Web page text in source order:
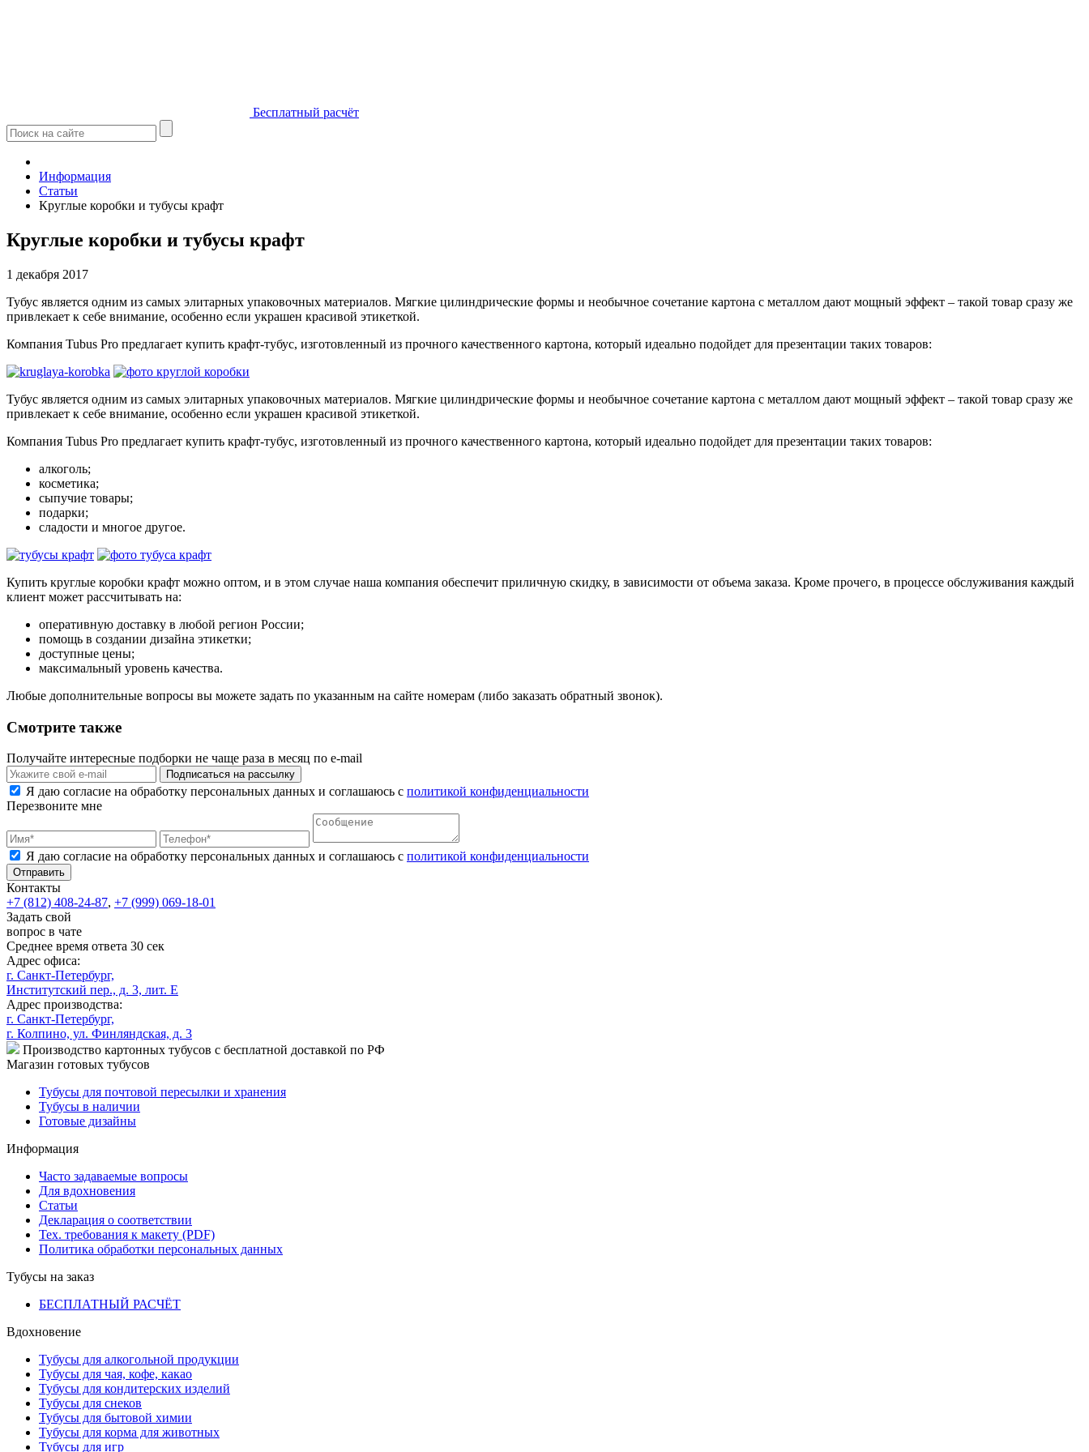
Бесплатный расчёт
Информация
Статьи
Круглые коробки и тубусы крафт
Круглые коробки и тубусы крафт
1 декабря 2017
Тубус является одним из самых элитарных упаковочных материалов. Мягкие цилиндрические формы и необычное сочетание картона с металлом дают мощный эффект – такой товар сразу же
привлекает к себе внимание, особенно если украшен красивой этикеткой.
Компания Tubus Pro предлагает купить крафт-тубус, изготовленный из прочного качественного картона, который идеально подойдет для презентации таких товаров:
Тубус является одним из самых элитарных упаковочных материалов. Мягкие цилиндрические формы и необычное сочетание картона с металлом дают мощный эффект – такой товар сразу же
привлекает к себе внимание, особенно если украшен красивой этикеткой.
Компания Tubus Pro предлагает купить крафт-тубус, изготовленный из прочного качественного картона, который идеально подойдет для презентации таких товаров:
алкоголь;
косметика;
сыпучие товары;
подарки;
сладости и многое другое.
Купить круглые коробки крафт можно оптом, и в этом случае наша компания обеспечит приличную скидку, в зависимости от объема заказа. Кроме прочего, в процессе обслуживания каждый
клиент может рассчитывать на:
оперативную доставку в любой регион России;
помощь в создании дизайна этикетки;
доступные цены;
максимальный уровень качества.
Любые дополнительные вопросы вы можете задать по указанным на сайте номерам (либо заказать обратный звонок).
Смотрите также
Получайте интересные подборки не чаще раза в месяц по e-mail
Я даю согласие на обработку персональных данных и соглашаюсь c политикой конфиденциальности
Перезвоните мне
Я даю согласие на обработку персональных данных и соглашаюсь c политикой конфиденциальности
Контакты
+7 (812) 408-24-87, +7 (999) 069-18-01
Задать свой
вопрос в чате
Среднее время ответа 30 сек
Адрес офиса:
г. Санкт-Петербург,
Институтский пер., д. 3, лит. Е
Адрес производства:
г. Санкт-Петербург,
г. Колпино, ул. Финляндская, д. 3
Производство картонных тубусов с бесплатной доставкой по РФ
Магазин готовых тубусов
Тубусы для почтовой пересылки и хранения
Тубусы в наличии
Готовые дизайны
Информация
Часто задаваемые вопросы
Для вдохновения
Статьи
Декларация о соответствии
Тех. требования к макету (PDF)
Политика обработки персональных данных
Тубусы на заказ
БЕСПЛАТНЫЙ РАСЧЁТ
Вдохновение
Тубусы для алкогольной продукции
Тубусы для чая, кофе, какао
Тубусы для кондитерских изделий
Тубусы для снеков
Тубусы для бытовой химии
Тубусы для корма для животных
Тубусы для игр